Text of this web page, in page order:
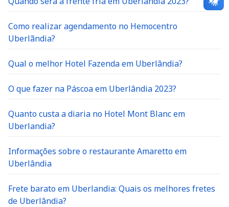
Como realizar agendamento no Hemocentro
Uberlãndia?
Qual o melhor Hotel Fazenda em Uberlândia?
O que fazer na Páscoa em Uberlândia 2023?
Quanto custa a diaria no Hotel Mont Blanc em
Uberlandia?
Informações sobre o restaurante Amaretto em
Uberlândia
Frete barato em Uberlandia: Quais os melhores fretes
de Uberlândia?